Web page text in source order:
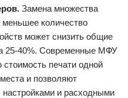
Замена множества
меньшее количество
может снизить общие
25-40%. Современные МФУ
печати одной
и позволяют
настройками и расходными